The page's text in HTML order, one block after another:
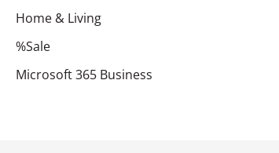
Kabelloser Betrieb
Verschiedenes
Home & Living
%Sale
Microsoft 365 Business